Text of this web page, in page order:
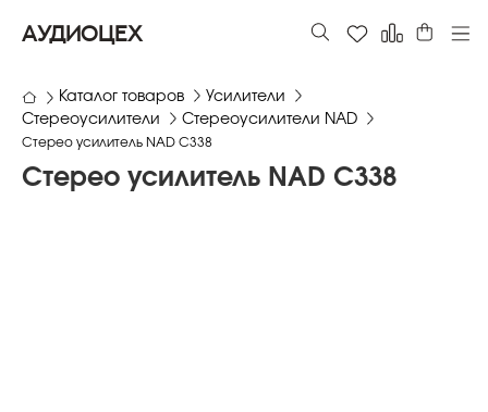
АУДИОЦЕХ
Каталог товаров
Усилители
Стереоусилители
Стереоусилители NAD
Стерео усилитель NAD C338
Стерео усилитель NAD C338